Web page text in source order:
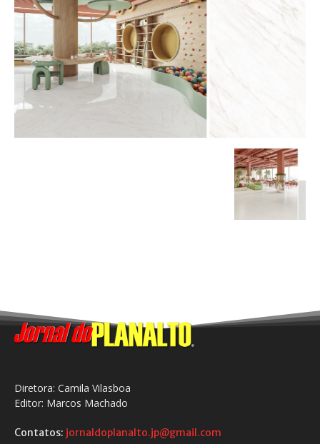
Diretora: Camila Vilasboa
Editor: Marcos Machado
Contatos: jornaldoplanalto.jp@gmail.com